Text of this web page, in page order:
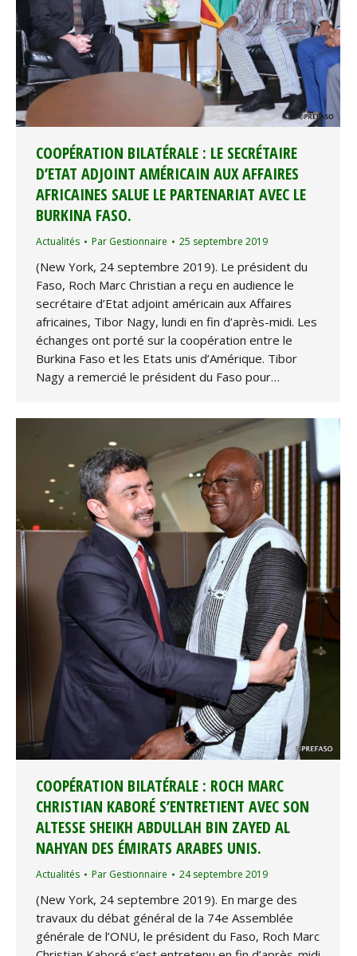
COOPÉRATION BILATÉRALE : LE SECRÉTAIRE
D’ETAT ADJOINT AMÉRICAIN AUX AFFAIRES
AFRICAINES SALUE LE PARTENARIAT AVEC LE
BURKINA FASO.
Actualités Par Gestionnaire 25 septembre 2019
(New York, 24 septembre 2019). Le président du
Faso, Roch Marc Christian a reçu en audience le
secrétaire d’Etat adjoint américain aux Affaires
africaines, Tibor Nagy, lundi en fin d’après-midi. Les
échanges ont porté sur la coopération entre le
Burkina Faso et les Etats unis d’Amérique. Tibor
Nagy a remercié le président du Faso pour…
COOPÉRATION BILATÉRALE : ROCH MARC
CHRISTIAN KABORÉ S’ENTRETIENT AVEC SON
ALTESSE SHEIKH ABDULLAH BIN ZAYED AL
NAHYAN DES ÉMIRATS ARABES UNIS.
Actualités Par Gestionnaire 24 septembre 2019
(New York, 24 septembre 2019). En marge des
travaux du débat général de la 74e Assemblée
générale de l’ONU, le président du Faso, Roch Marc